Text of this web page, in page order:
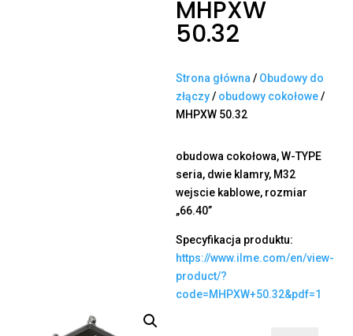
MHPXW
50.32
Strona główna / Obudowy do
złączy/ obudowy cokołowe/
MHPXW 50.32
obudowa cokołowa, W-TYPE
seria, dwie klamry, M32
wejscie kablowe, rozmiar
„66.40”
Specyfikacja produktu:
https://www.ilme.com/en/view-
product/?
code=MHPXW+50.32&pdf=1